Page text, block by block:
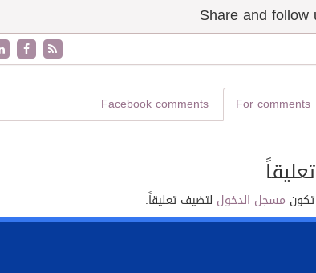
For comments
Facebook comments
مسجل الدخول لتضيف تعليقاً.